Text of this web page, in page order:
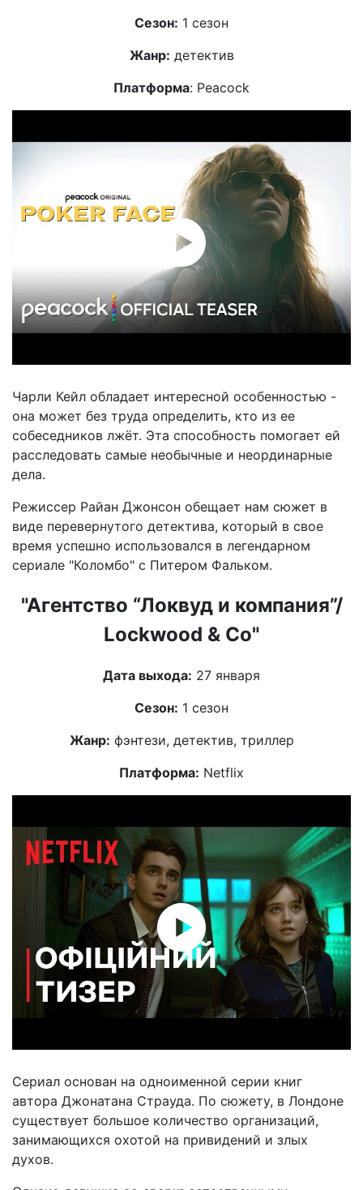
Сезон: 1 сезон
Жанр: детектив
Платформа: Peacock
Чарли Кейл обладает интересной особенностью -
она может без труда определить, кто из ее
собеседников лжёт. Эта способность помогает ей
расследовать самые необычные и неординарные
дела.
Режиссер Райан Джонсон обещает нам сюжет в
виде перевернутого детектива, который в свое
время успешно использовался в легендарном
сериале "Коломбо" с Питером Фальком.
"Агентство “Локвуд и компания”/
Lockwood & Co"
Дата выхода: 27 января
Сезон: 1 сезон
Жанр: фэнтези, детектив, триллер
Платформа: Netflix
Сериал основан на одноименной серии книг
автора Джонатана Страуда. По сюжету, в Лондоне
существует большое количество организаций,
занимающихся охотой на привидений и злых
духов.